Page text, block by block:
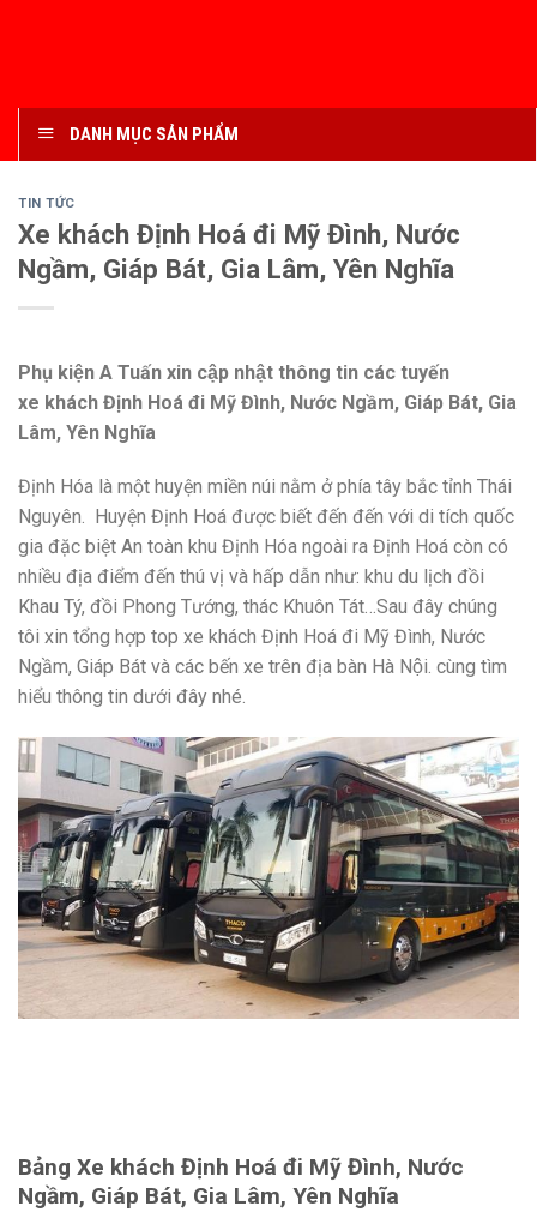
DANH MỤC SẢN PHẨM
TIN TỨC
Xe khách Định Hoá đi Mỹ Đình, Nước
Ngầm, Giáp Bát, Gia Lâm, Yên Nghĩa
Phụ kiện A Tuấn xin cập nhật thông tin các tuyến
xe khách Định Hoá đi Mỹ Đình, Nước Ngầm, Giáp Bát, Gia
Lâm, Yên Nghĩa
Định Hóa là một huyện miền núi nằm ở phía tây bắc tỉnh Thái
Nguyên. Huyện Định Hoá được biết đến đến với di tích quốc
gia đặc biệt An toàn khu Định Hóa ngoài ra Định Hoá còn có
nhiều địa điểm đến thú vị và hấp dẫn như: khu du lịch đồi
Khau Tý, đồi Phong Tướng, thác Khuôn Tát…Sau đây chúng
tôi xin tổng hợp top xe khách Định Hoá đi Mỹ Đình, Nước
Ngầm, Giáp Bát và các bến xe trên địa bàn Hà Nội. cùng tìm
hiểu thông tin dưới đây nhé.
Bảng Xe khách Định Hoá đi Mỹ Đình, Nước
Ngầm, Giáp Bát, Gia Lâm, Yên Nghĩa